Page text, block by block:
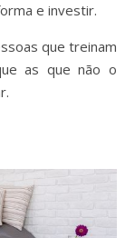
e investir.
que treinam
as que não o